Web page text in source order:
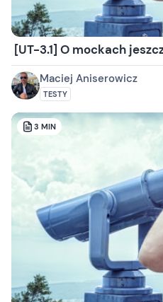
[UT-3.1] O mockach
Maciej Aniserowicz
TESTY
3 MIN